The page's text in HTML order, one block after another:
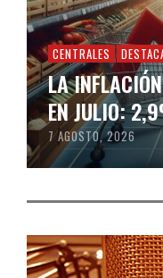
CENTRALES
LA
EN JULIO:
7 AGOSTO, 2026